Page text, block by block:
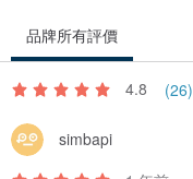
品牌所有評價
4.8 (26)
simbapi